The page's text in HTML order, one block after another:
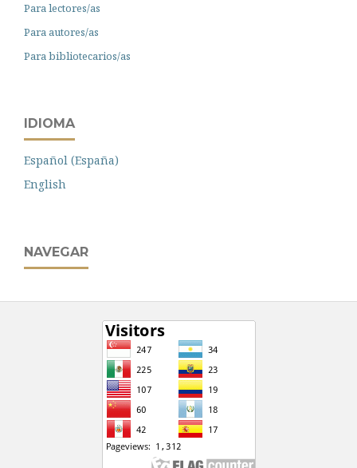
Para lectores/as
Para autores/as
Para bibliotecarios/as
IDIOMA
Español (España)
English
NAVEGAR